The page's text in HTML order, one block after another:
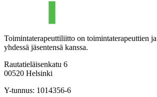
Toimintaterapeuttiliitto on toimintaterapeuttien
yhdessä jäsentensä kanssa.
Rautatieläisenkatu 6
00520 Helsinki
Y-tunnus: 1014356-6